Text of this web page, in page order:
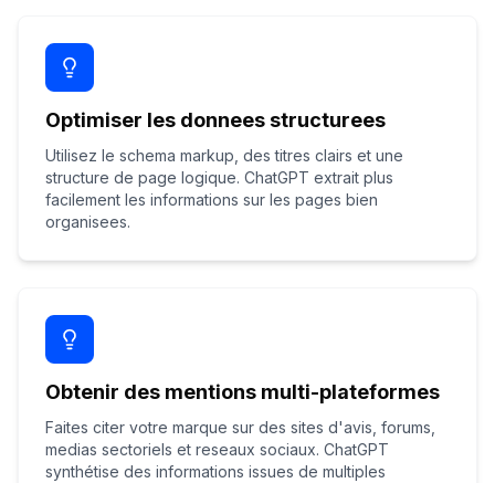
Optimiser les donnees structurees
Utilisez le schema markup, des titres clairs et une
structure de page logique. ChatGPT extrait plus
facilement les informations sur les pages bien
organisees.
Obtenir des mentions multi-plateformes
Faites citer votre marque sur des sites d'avis, forums,
medias sectoriels et reseaux sociaux. ChatGPT
synthétise des informations issues de multiples